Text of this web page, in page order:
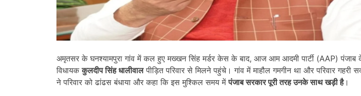
अमृतसर के घनश्यामपुरा गांव में कल हुए मख्खन सिंह मर्डर केस के बाद, आज आम आदमी पार्टी (AAP) पंजाब
विधायककुलदीप सिंह धालीवालपीड़ित परिवार से मिलने पहुंचे। गांव में माहौल गमगीन था और परिवार गहरी
ने परिवार को ढांढस बंधाया और कहा कि इस मुश्किल समय मेंपंजाब सरकार पूरी तरह उनके साथ खड़ी है।